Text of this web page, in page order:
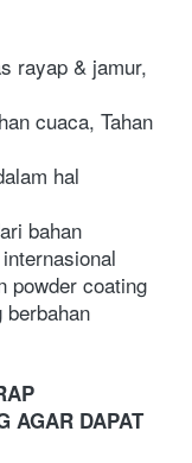
rayap & jamur,
cuaca, Tahan
hal
bahan
powder coating
AGAR DAPAT